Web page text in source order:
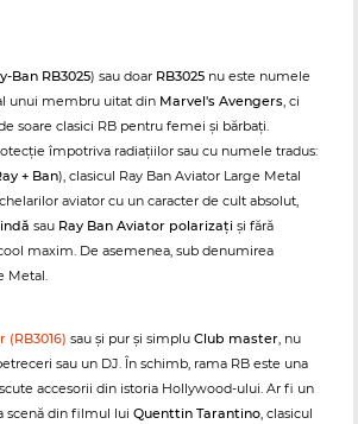
Ban RB3025) sau doar RB3025 nu este numele
unui membru uitat din Marvel's Avengers, ci
soare clasici RB pentru femei și bărbați.
împotriva radiațiilor sau cu numele tradus:
+ Ban), clasicul Ray Ban Aviator Large Metal
aviator cu un caracter de cult absolut,
sau Ray Ban Aviator polarizați și fără
maxim. De asemenea, sub denumirea
Metal.
(RB3016) sau și pur și simplu Club master, nu
sau un DJ. În schimb, rama RB este una
accesorii din istoria Hollywood-ului. Ar fi un
scenă din filmul lui Quenttin Tarantino, clasicul